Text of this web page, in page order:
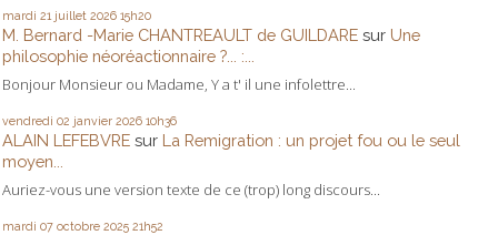
mardi 21 juillet 2026 15h20
M. Bernard -Marie CHANTREAULT de GUILDARE sur Une
philosophie néoréactionnaire ?... :...
Bonjour Monsieur ou Madame, Y a t' il une infolettre...
vendredi 02 janvier 2026 10h36
ALAIN LEFEBVRE sur La Remigration : un projet fou ou le seul
moyen...
Auriez-vous une version texte de ce (trop) long discours...
mardi 07 octobre 2025 21h52